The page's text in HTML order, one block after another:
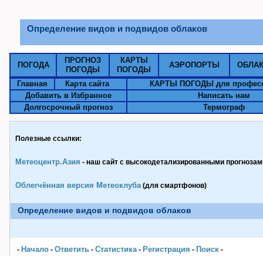
Определение видов и подвидов облаков
ПОГОДА
ПРОГНОЗ
ПОГОДЫ
КАРТЫ
ПОГОДЫ
АЭРОПОРТЫ
Главная Карта сайта
КАРТЫ ПОГОДЫ для
Добавить в Избранное
Написать нам
Долгосрочный прогноз
Термограф
Полезные ссылки:
Метеоцентр.Азия - наш сайт с высокодетализированными
Облегчённая версия Метеоклуба(для смартфонов)
Определение видов и подвидов облаков
- Начало - Ответить - Статистика- Pегистрация - Поиск -